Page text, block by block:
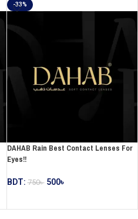
-33%
DAHAB Rain Best Contact Lenses For
Eyes!!
BDT:750৳ 500৳